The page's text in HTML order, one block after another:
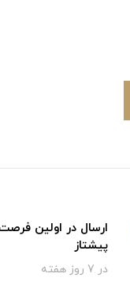
ارسال در اولین
پیشتاز
در 7 روز هفته